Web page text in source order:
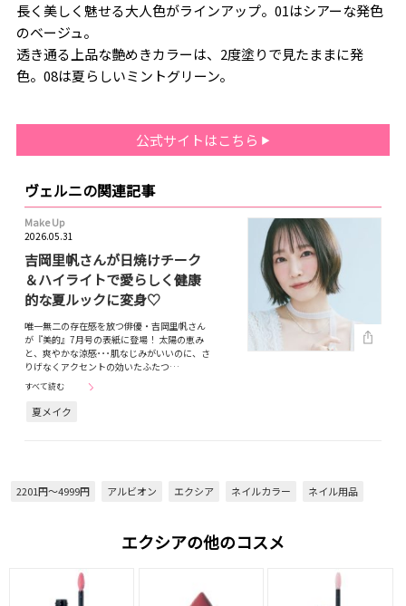
長く美しく魅せる大人色がラインアップ。01はシアーな発色
のベージュ。
透き通る上品な艶めきカラーは、2度塗りで見たままに発
色。08は夏らしいミントグリーン。
公式サイトはこちら
ヴェルニの関連記事
Make Up
2026.05.31
吉岡里帆さんが日焼けチーク
＆ハイライトで愛らしく健康
的な夏ルックに変身♡
唯一無二の存在感を放つ俳優・吉岡里帆さん
が『美的』7月号の表紙に登場！ 太陽の恵み
と、爽やかな涼感･･･肌なじみがいいのに、さ
りげなくアクセントの効いたふたつ…
すべて読む
夏メイク
2201円～4999円 アルビオン エクシア ネイルカラー ネイル用品
エクシアの他のコスメ